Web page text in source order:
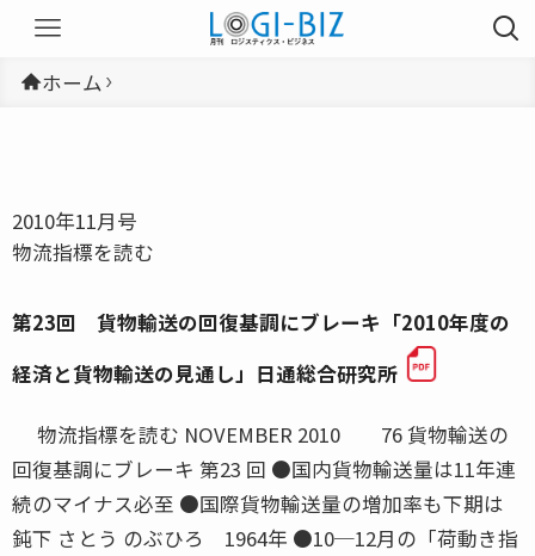
ホーム
2010年11月号
物流指標を読む
第23回 貨物輸送の回復基調にブレーキ「2010年度の
経済と貨物輸送の見通し」日通総合研究所
物流指標を読む NOVEMBER 2010 76 貨物輸送の
回復基調にブレーキ 第23 回 ●国内貨物輸送量は11年連
続のマイナス必至 ●国際貨物輸送量の増加率も下期は
鈍下 さとう のぶひろ 1964年 ●10─12月の「荷動き指